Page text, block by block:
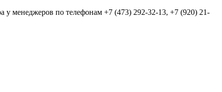
у менеджеров по телефонам +7 (473) 292-32-13, +7 (920) 21-